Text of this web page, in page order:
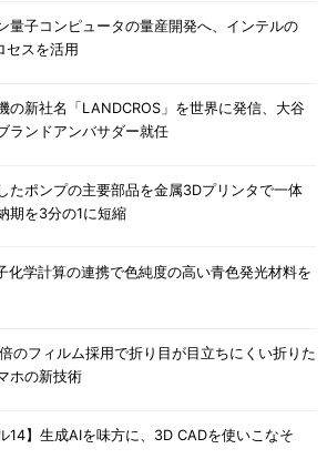
量子コンピュータの量産開発へ、インテルの
セスを活用
の新社名「LANDCROS」を世界に発信、大谷
ランドアンバサダー就任
たポンプの主要部品を金属3Dプリンタで一体
期を3分の1に短縮
化学計算の連携で色純度の高い青色発光材料を
のフィルム採用で折り目が目立ちにくい折りた
ホの新技術
14】生成AIを味方に、3D CADを使いこなそ